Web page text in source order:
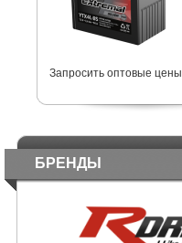
Запросить оптовые цены
БРЕНДЫ